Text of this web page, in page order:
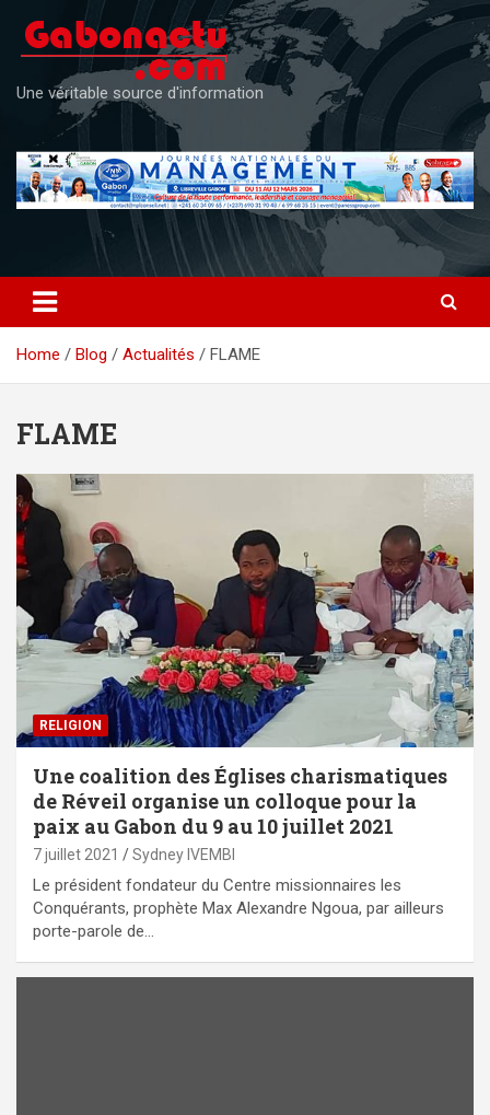
content
Une véritable source d'information
Home Blog Actualités FLAME
FLAME
RELIGION
Une coalition des Églises charismatiques
de Réveil organise un colloque pour la
paix au Gabon du 9 au 10 juillet 2021
7 juillet 2021 Sydney IVEMBI
Le président fondateur du Centre missionnaires les
Conquérants, prophète Max Alexandre Ngoua, par ailleurs
porte-parole de…